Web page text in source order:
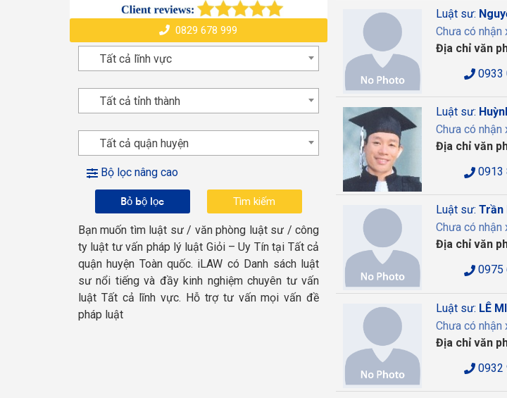
0829 678 999
Tất cả lĩnh vực
Tất cả tỉnh thành
Tất cả quận huyện
Bộ lọc nâng cao
Bỏ bộ lọc
Bạn muốn tìm luật sư / văn phòng luật sư / công
ty luật tư vấn pháp lý luật Giỏi – Uy Tín tại Tất cả
quận huyện Toàn quốc. iLAW có Danh sách luật
sư nổi tiếng và đầy kinh nghiệm chuyên tư vấn
luật Tất cả lĩnh vực. Hỗ trợ tư vấn mọi vấn đề
pháp luật
Luật sư:
Chưa có nhận
Địa chỉ văn
0933
Luật sư:
Chưa có nhận
Địa chỉ văn
0913
Luật sư: Trần
Chưa có nhận
Địa chỉ văn
0975
Luật sư: LÊ
Chưa có nhận
Địa chỉ văn
0932